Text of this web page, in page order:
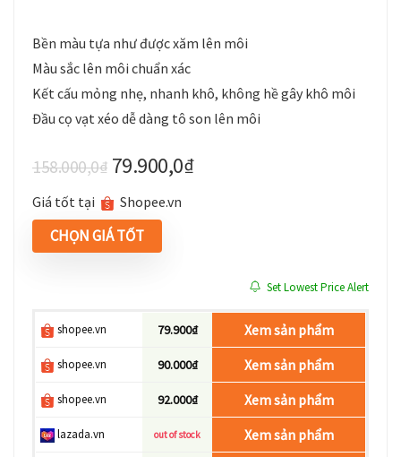
Bền màu tựa như được xăm lên môi
Màu sắc lên môi chuẩn xác
Kết cấu mỏng nhẹ, nhanh khô, không hề gây khô môi
Đầu cọ vạt xéo dễ dàng tô son lên môi
158.000,0₫ 79.900,0₫
Giá tốt tại shopee.vn
CHỌN GIÁ TỐT
Set Lowest Price Alert
shopee.vn 79.900₫ Xem sản phẩm
shopee.vn 90.000₫ Xem sản phẩm
shopee.vn 92.000₫ Xem sản phẩm
lazada.vn out of stock Xem sản phẩm